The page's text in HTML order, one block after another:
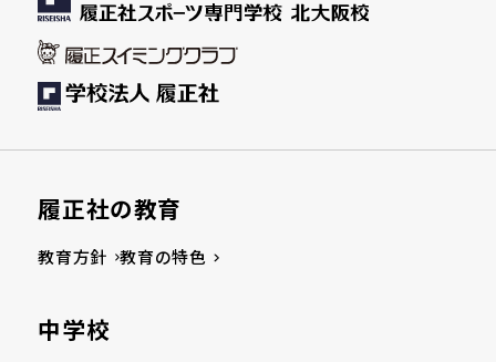
履正社の教育
教育方針 教育の特色
中学校